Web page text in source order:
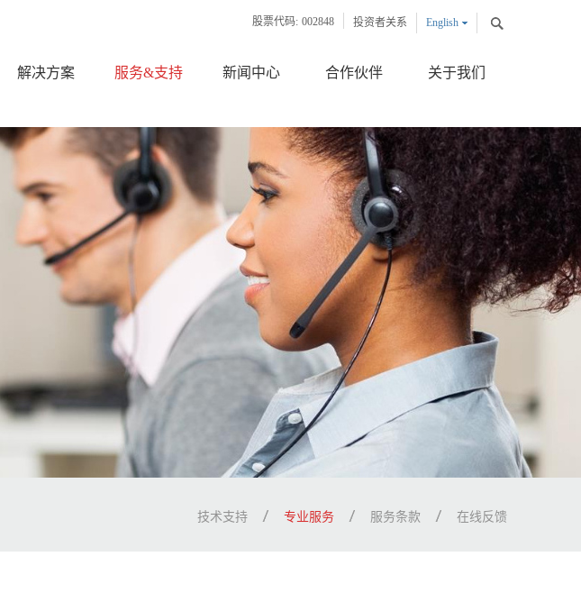
English
投资者关系
股票代码: 002848
解决方案 服务&支持 新闻中心 合作伙伴 关于我们
技术支持 专业服务 服务条款 在线反馈